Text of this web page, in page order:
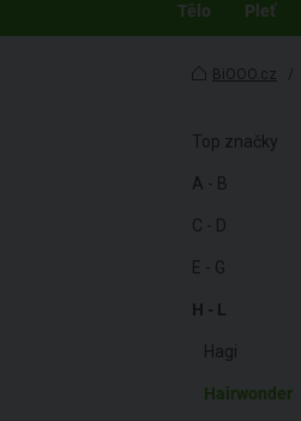
Tělo Pleť
BiOOO.cz /
Top značky
A - B
C - D
E - G
H - L
Hagi
Hairwonder